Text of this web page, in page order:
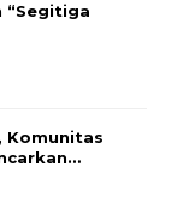
“Segitiga
Komunitas